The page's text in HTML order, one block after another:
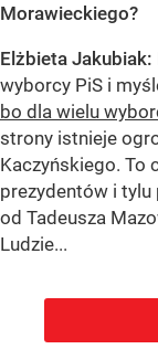
Morawieckiego?
Elżbieta Jakubiak:
wyborcy PiS i
bo dla wielu
strony istnieje
Kaczyńskiego. To
prezydentów i tylu
od Tadeusza
Ludzie...